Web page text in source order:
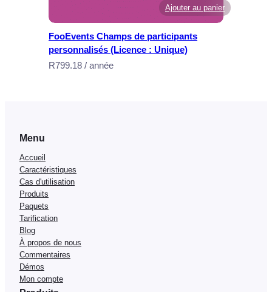
i
c
e
l
t
p
e
)
Ajouter au panier
FooEvents Champs de participants
personnalisés (Licence : Unique)
R799.18 / année
Menu
Accueil
Caractéristiques
Cas d'utilisation
Produits
Paquets
Tarification
Blog
À propos de nous
Commentaires
Démos
Mon compte